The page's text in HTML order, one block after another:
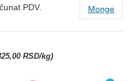
RSD/kg)
PDV. Monge